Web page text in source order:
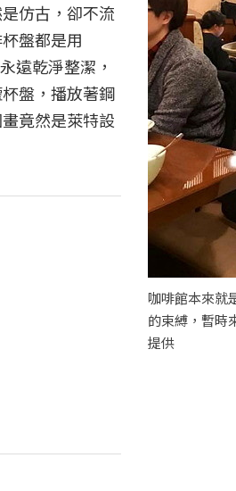
咖啡館本來就
的束縛，暫時
提供
仿古，卻不流
盤都是用
遠乾淨整潔，
盤，播放著鋼
竟然是萊特設